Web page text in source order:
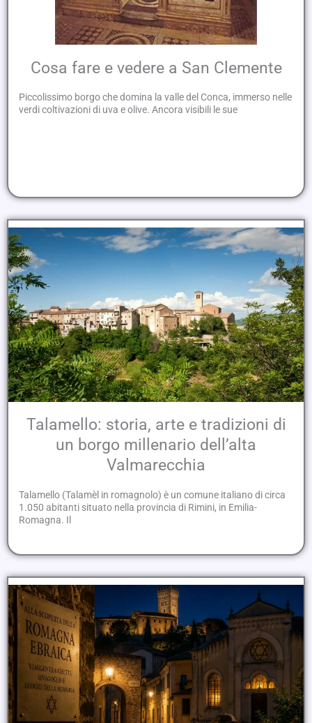
Cosa fare e vedere a San Clemente
Piccolissimo borgo che domina la valle del Conca, immerso nelle
verdi coltivazioni di uva e olive. Ancora visibili le sue
Talamello: storia, arte e tradizioni di
un borgo millenario dell’alta
Valmarecchia
Talamello (Talamèl in romagnolo) è un comune italiano di circa
1.050 abitanti situato nella provincia di Rimini, in Emilia-
Romagna. Il